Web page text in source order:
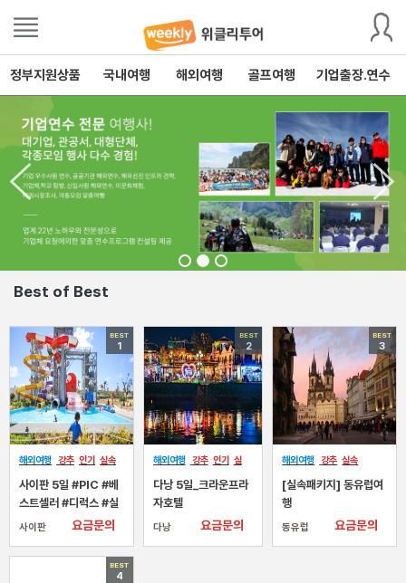
정부지원상품 국내여행 해외여행 골프여행 기업출장.연수
Best of Best
BEST
1
해외여행 강추 인기 실속
사이판 5일 #PIC #베
스트셀러 #디럭스 #실
버셀렉트(조+석식) #
사이판 요금문의
BEST
2
해외여행 강추 인기 실
다낭 5일_크라운프라
자호텔
다낭 요금문의
BEST
3
해외여행 강추 실속
[실속패키지] 동유럽여
행
동유럽 요금문의
BEST
4